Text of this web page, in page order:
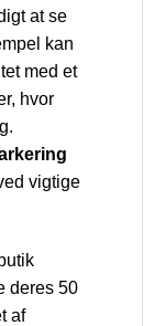
at se
kan
med et
hvor
vigtige
deres 50
af